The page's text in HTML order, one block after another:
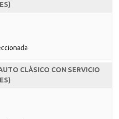
CLÁSICO CON SERVICIO